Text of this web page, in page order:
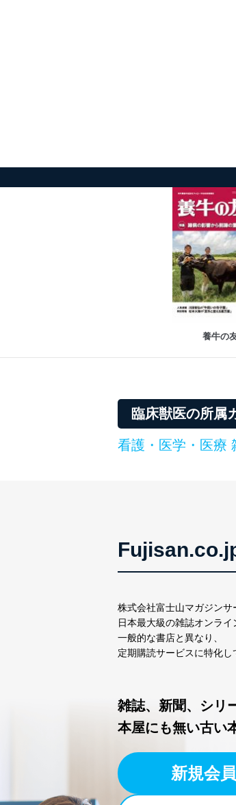
外部か
個人
個人
情報シ
メー
個人情報保
の状態を
苦情及び相
貴殿の個人
適切、かつ
株式会社富
TEL：
FAX：03-
改訂：
個人情報
個人情報保
２．利用目
当社が取り
No
2 当社にお
当社カ
養牛の
臨床獣医の所属
看護・医学・医療
株式会社富士山マガジンサ
日本最大級の雑誌オンライ
一般的な書店と異なり、
定期購読サービスに特化し
雑誌、新聞、シリ
本屋にも無い古い
新規会